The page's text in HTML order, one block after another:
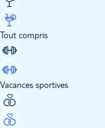
Tout compris
Vacances sportives